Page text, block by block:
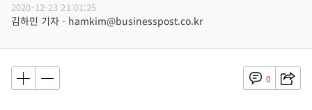
2020-12-23 21:01:25
김하민 기자 - hamkim@businesspost.co.kr
0